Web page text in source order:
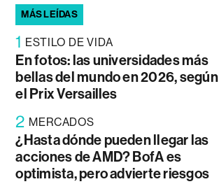
MÁS LEÍDAS
1 ESTILO DE VIDA
En fotos: las universidades más
bellas del mundo en 2026, según
el Prix Versailles
2 MERCADOS
¿Hasta dónde pueden llegar las
acciones de AMD? BofA es
optimista, pero advierte riesgos